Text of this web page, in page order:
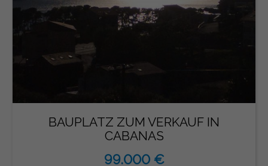
BAUPLATZ ZUM VERKAUF IN
CABANAS
99.000 €